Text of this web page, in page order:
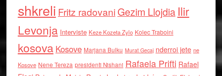
shkreli Fritz radovaniGezim Llojdia Ilir
Levonja Interviste Keze Kozeta Zylo Kolec Traboini
kosova Kosove Marjana Bulku Murat Gecaj nderroi jete ne
Kosove Nene Tereza presidenti Nishani Rafaela Prifti Rafael